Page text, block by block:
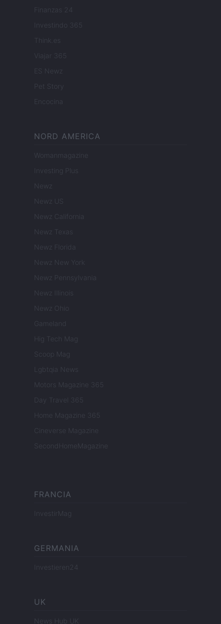
Finanzas 24
Investindo 365
Think.es
Viajar 365
ES Newz
Pet Story
Encocina
NORD AMERICA
Womanmagazine
Investing Plus
Newz
Newz US
Newz California
Newz Texas
Newz Florida
Newz New York
Newz Pennsylvania
Newz Illinois
Newz Ohio
Gameland
Hig Tech Mag
Scoop Mag
Lgbtqia News
Motors Magazine 365
Day Travel 365
Home Magazine 365
Cineverse Magazine
SecondHomeMagazine
FRANCIA
InvestirMag
GERMANIA
Investieren24
UK
News Hub UK